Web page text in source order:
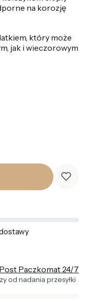
na korozję
który może
jak i wieczorowym
Paczkomat 24/7
od nadania przesyłki